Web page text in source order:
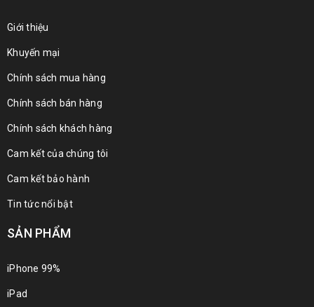
Giới thiệu
Khuyến mại
Chính sách mua hàng
Chính sách bán hàng
Chính sách khách hàng
Cam kết của chúng tôi
Cam kết bảo hành
Tin tức nổi bật
SẢN PHẨM
iPhone 99%
iPad